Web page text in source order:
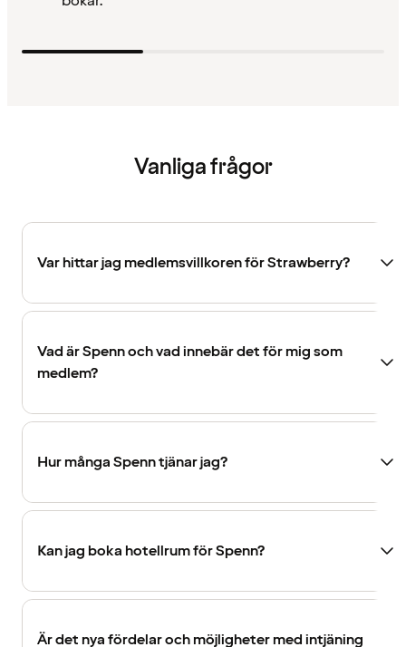
Vanliga frågor
Var hittar jag medlemsvillkoren för Strawberry?
Vad är Spenn och vad innebär det för mig som
medlem?
Hur många Spenn tjänar jag?
Kan jag boka hotellrum för Spenn?
Är det nya fördelar och möjligheter med intjäning